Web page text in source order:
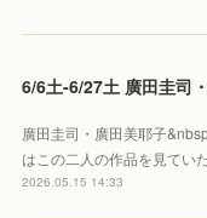
6/6土-6/27土 廣田圭司
廣田圭司・廣田美耶子
はこの二人の作品を見てい
2026.05.15 14:33